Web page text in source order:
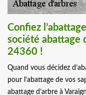
Confiez
société abattage
24360 !
Quand vous décidez
pour l’abattage de vos
abattage d’arbre à